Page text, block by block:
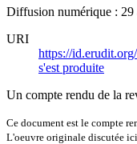
Diffusion numérique :
URI
https://
s'est produite
Un compte rendu de la
Ce document est le compte
L'oeuvre originale discutée